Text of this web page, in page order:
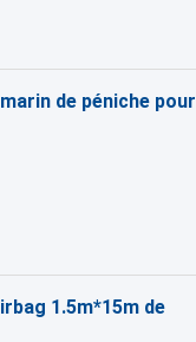
de péniche pour
1.5m*15m de